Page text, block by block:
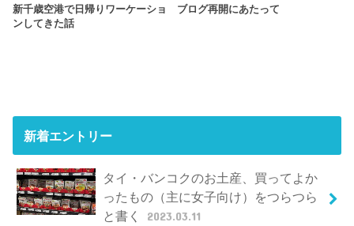
新千歳空港で日帰りワーケーショ
ンしてきた話
ブログ再開にあたって
新着エントリー
タイ・バンコクのお土産、買ってよか
ったもの（主に女子向け）をつらつら
と書く
2023.03.11